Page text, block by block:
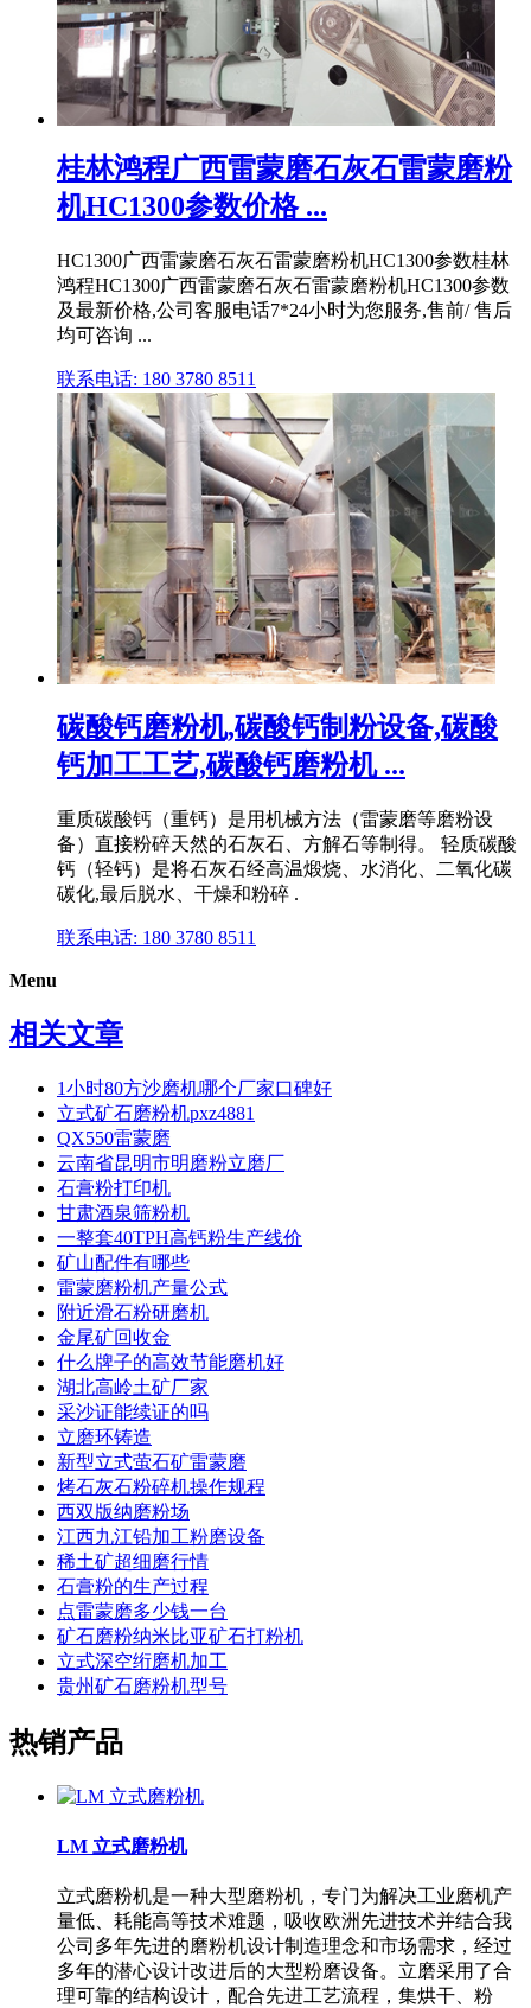
桂林鸿程广西雷蒙磨石灰石雷蒙磨粉
机HC1300参数价格 ...
HC1300广西雷蒙磨石灰石雷蒙磨粉机HC1300参数桂林
鸿程HC1300广西雷蒙磨石灰石雷蒙磨粉机HC1300参数
及最新价格,公司客服电话7*24小时为您服务,售前/ 售后
均可咨询 ...
联系电话: 180 3780 8511
碳酸钙磨粉机,碳酸钙制粉设备,碳酸
钙加工工艺,碳酸钙磨粉机 ...
重质碳酸钙（重钙）是用机械方法（雷蒙磨等磨粉设
备）直接粉碎天然的石灰石、方解石等制得。 轻质碳酸
钙（轻钙）是将石灰石经高温煅烧、水消化、二氧化碳
碳化,最后脱水、干燥和粉碎 .
联系电话: 180 3780 8511
Menu
相关文章
1小时80方沙磨机哪个厂家口碑好
立式矿石磨粉机pxz4881
QX550雷蒙磨
云南省昆明市明磨粉立磨厂
石膏粉打印机
甘肃酒泉筛粉机
一整套40TPH高钙粉生产线价
矿山配件有哪些
雷蒙磨粉机产量公式
附近滑石粉研磨机
金尾矿回收金
什么牌子的高效节能磨机好
湖北高岭土矿厂家
采沙证能续证的吗
立磨环铸造
新型立式萤石矿雷蒙磨
烤石灰石粉碎机操作规程
西双版纳磨粉场
江西九江铅加工粉磨设备
稀土矿超细磨行情
石膏粉的生产过程
点雷蒙磨多少钱一台
矿石磨粉纳米比亚矿石打粉机
立式深空绗磨机加工
贵州矿石磨粉机型号
热销产品
LM 立式磨粉机
立式磨粉机是一种大型磨粉机，专门为解决工业磨机产
量低、耗能高等技术难题，吸收欧洲先进技术并结合我
公司多年先进的磨粉机设计制造理念和市场需求，经过
多年的潜心设计改进后的大型粉磨设备。立磨采用了合
理可靠的结构设计，配合先进工艺流程，集烘干、粉